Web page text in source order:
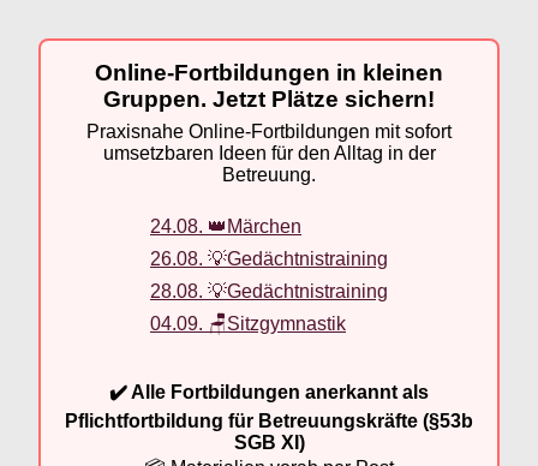
Online-Fortbildungen in kleinen
Gruppen. Jetzt Plätze sichern!
Praxisnahe Online-Fortbildungen mit sofort
umsetzbaren Ideen für den Alltag in der
Betreuung.
24.08. 👑Märchen
26.08. 💡Gedächtnistraining
28.08. 💡Gedächtnistraining
04.09. 🪑Sitzgymnastik
✔️ Alle Fortbildungen anerkannt als
Pflichtfortbildung für Betreuungskräfte (§53b
SGB XI)